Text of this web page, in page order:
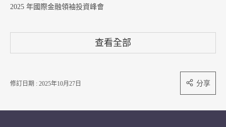
2025 年國際金融領袖投資峰會
查看全部
修訂日期 : 2025年10月27日 分享